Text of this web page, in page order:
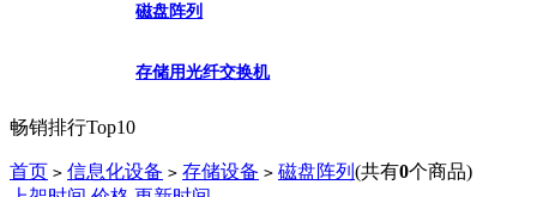
磁盘阵列
存储用光纤交换机
畅销排行Top10
首页 > 信息化设备 > 存储设备 > 磁盘阵列 (共有0个商品)